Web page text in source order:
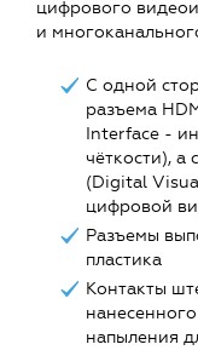
цифрового
и
С одной
разъема
Interface -
чёткости), а
(Digital
цифровой
Разъемы
пластика
Контакты
напыления